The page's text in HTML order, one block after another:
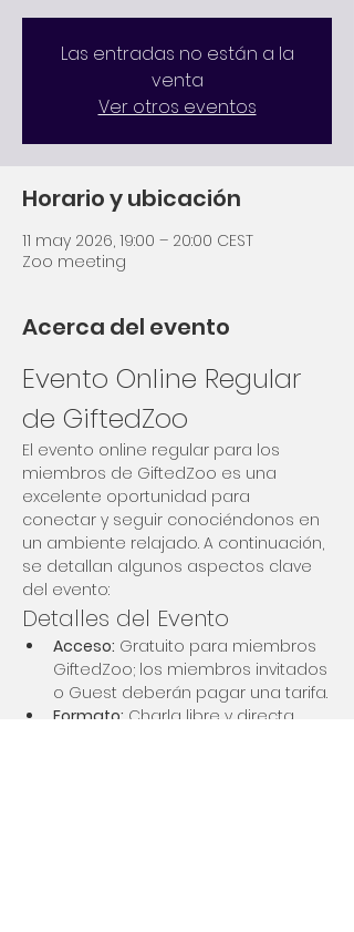
Las entradas no están a la
venta
Ver otros eventos
Horario y ubicación
11 may 2026, 19:00 – 20:00 CEST
Zoo meeting
Acerca del evento
Evento Online Regular
de GiftedZoo
El evento online regular para los
miembros de GiftedZoo es una
excelente oportunidad para
conectar y seguir conociéndonos en
un ambiente relajado. A continuación,
se detallan algunos aspectos clave
del evento:
Detalles del Evento
Acceso: Gratuito para miembros
GiftedZoo; los miembros invitados
o Guest deberán pagar una tarifa.
Formato: Charla libre y directa,